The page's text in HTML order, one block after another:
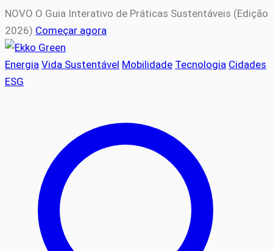
NOVO O Guia Interativo de Práticas Sustentáveis (Edição
2026) Começar agora
Energia Vida Sustentável Mobilidade Tecnologia Cidades
ESG